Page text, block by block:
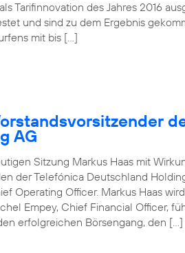
Tarifinnovation des Jahres 2016
und sind zu dem Ergebnis
mit bis […]
AG
Sitzung Markus Haas mit
der Telefónica Deutschland
Operating Officer. Markus Haas
Empey, Chief Financial Officer,
erfolgreichen Börsengang, den […]